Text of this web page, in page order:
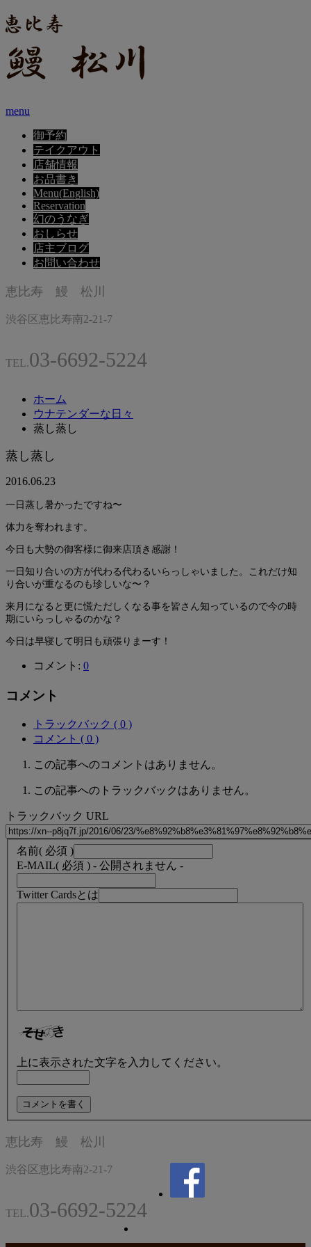
menu
御予約
テイクアウト
店舗情報
お品書き
Menu(English)
Reservation
幻のうなぎ
おしらせ
店主ブログ
お問い合わせ
恵比寿 鰻 松川
渋谷区恵比寿南2-21-7
TEL.03-6692-5224
ホーム
ウナテンダーな日々
蒸し蒸し
蒸し蒸し
2016.06.23
一日蒸し暑かったですね〜
体力を奪われます。
今日も大勢の御客様に御来店頂き感謝！
一日知り合いの方が代わる代わるいらっしゃいました。これだけ知
り合いが重なるのも珍しいな〜？
来月になると更に慌ただしくなる事を皆さん知っているので今の時
期にいらっしゃるのかな？
今日は早寝して明日も頑張りまーす！
コメント: 0
コメント
トラックバック ( 0 )
コメント ( 0 )
この記事へのコメントはありません。
この記事へのトラックバックはありません。
トラックバック URL
名前( 必須 )
E-MAIL( 必須 ) - 公開されません -
Twitter Cardsとは
上に表示された文字を入力してください。
恵比寿 鰻 松川
渋谷区恵比寿南2-21-7
TEL.03-6692-5224